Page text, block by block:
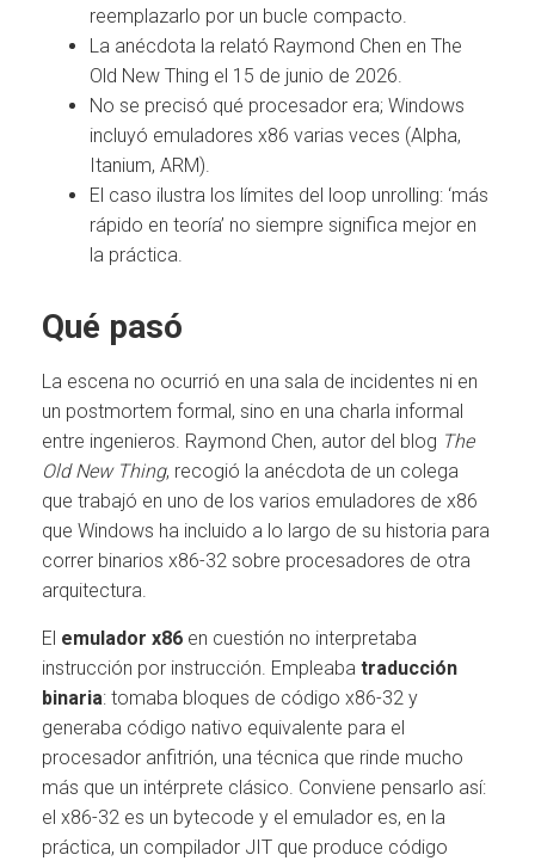
reemplazarlo por un bucle compacto.
La anécdota la relató Raymond Chen en The
Old New Thing el 15 de junio de 2026.
No se precisó qué procesador era; Windows
incluyó emuladores x86 varias veces (Alpha,
Itanium, ARM).
El caso ilustra los límites del loop unrolling: ‘más
rápido en teoría’ no siempre significa mejor en
la práctica.
Qué pasó
La escena no ocurrió en una sala de incidentes ni en
un postmortem formal, sino en una charla informal
entre ingenieros. Raymond Chen, autor del blog The
Old New Thing, recogió la anécdota de un colega
que trabajó en uno de los varios emuladores de x86
que Windows ha incluido a lo largo de su historia para
correr binarios x86-32 sobre procesadores de otra
arquitectura.
El emulador x86 en cuestión no interpretaba
instrucción por instrucción. Empleaba traducción
binaria: tomaba bloques de código x86-32 y
generaba código nativo equivalente para el
procesador anfitrión, una técnica que rinde mucho
más que un intérprete clásico. Conviene pensarlo así:
el x86-32 es un bytecode y el emulador es, en la
práctica, un compilador JIT que produce código